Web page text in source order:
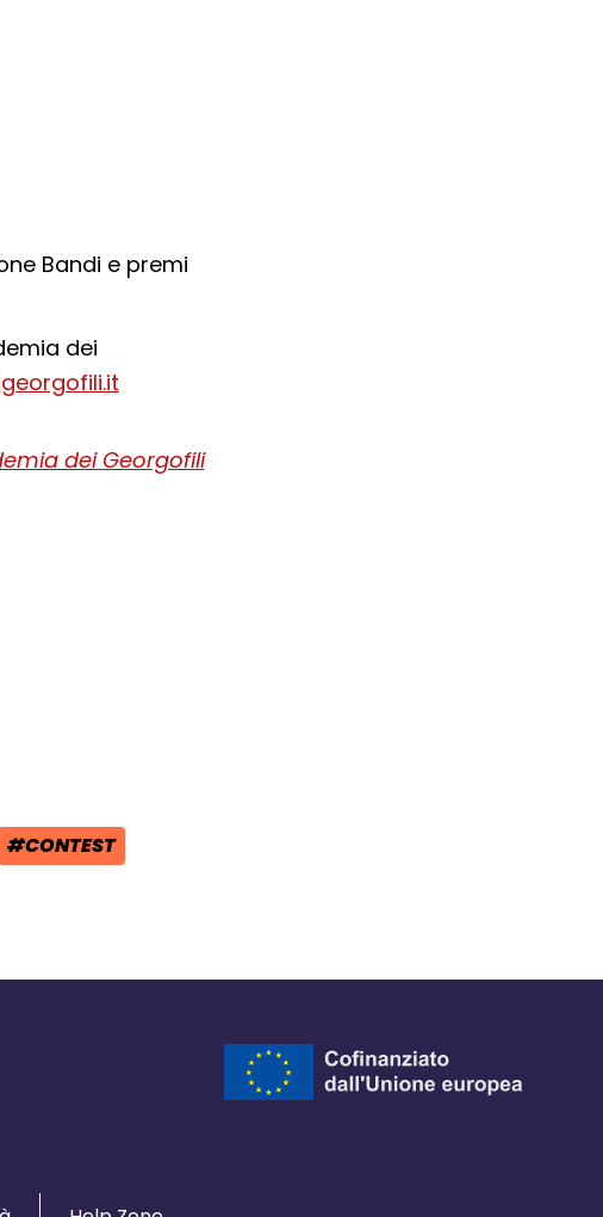
Bandi e premi
dei
dei Georgofili
del browser
browser
finestra del browser
TAG:
#CONTEST